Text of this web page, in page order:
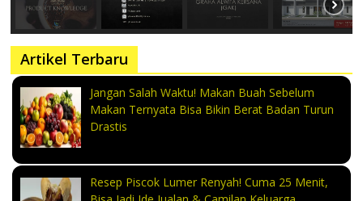
Artikel Terbaru
Jangan Salah Waktu! Makan Buah Sebelum
Makan Ternyata Bisa Bikin Berat Badan Turun
Drastis
Resep Piscok Lumer Renyah! Cuma 25 Menit,